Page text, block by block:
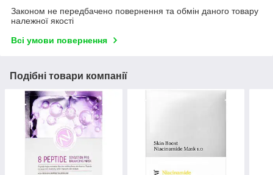
Законом не передбачено повернення та обмін даного товару
належної якості
Всі умови повернення
Подібні товари компанії